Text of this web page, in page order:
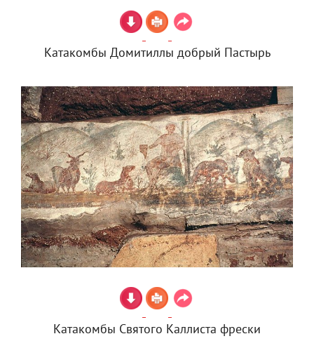
Катакомбы Домитиллы добрый Пастырь
Катакомбы Святого Каллиста фрески